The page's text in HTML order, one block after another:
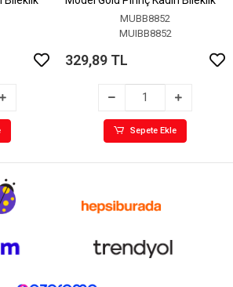
MUBB8852
MUIBB8852
329,89 TL
Sepete Ekle